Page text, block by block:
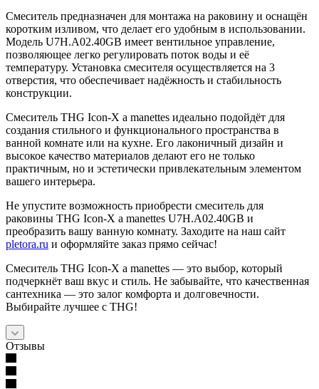
Смеситель предназначен для монтажа на раковину и оснащён
коротким изливом, что делает его удобным в использовании.
Модель U7H.A02.40GB имеет вентильное управление,
позволяющее легко регулировать поток воды и её
температуру. Установка смесителя осуществляется на 3
отверстия, что обеспечивает надёжность и стабильность
конструкции.
Смеситель THG Icon-X a manettes идеально подойдёт для
создания стильного и функционального пространства в
ванной комнате или на кухне. Его лаконичный дизайн и
высокое качество материалов делают его не только
практичным, но и эстетически привлекательным элементом
вашего интерьера.
Не упустите возможность приобрести смеситель для
раковины THG Icon-X a manettes U7H.A02.40GB и
преобразить вашу ванную комнату. Заходите на наш сайт
pletora.ru и оформляйте заказ прямо сейчас!
Смеситель THG Icon-X a manettes — это выбор, который
подчеркнёт ваш вкус и стиль. Не забывайте, что качественная
сантехника — это залог комфорта и долговечности.
Выбирайте лучшее с THG!
Отзывы